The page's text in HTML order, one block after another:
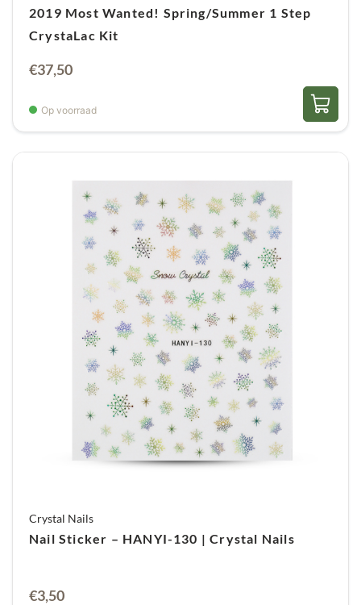
2019 Most Wanted! Spring/Summer 1 Step
CrystaLac Kit
€37,50
Op voorraad
Crystal Nails
Nail Sticker – HANYI-130 | Crystal Nails
€3,50